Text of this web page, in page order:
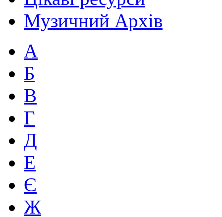
Музичний Архів
А
Б
В
Г
Д
Е
Є
Ж